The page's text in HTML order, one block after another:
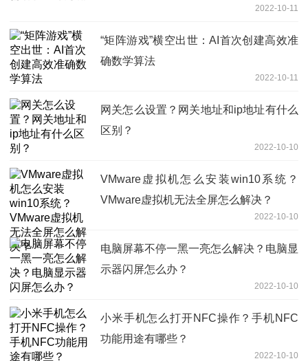
2022-10-11
“矩阵游戏”横空出世：AI首次创建高效准
确数学算法
2022-10-11
网关怎么设置？网关地址和ip地址有什么
区别？
2022-10-10
VMware虚拟机怎么安装win10系统？
VMware虚拟机无法全屏怎么解决？
2022-10-10
电脑屏幕不停一黑一亮怎么解决？电脑显
示器闪屏怎么办？
2022-10-10
小米手机怎么打开NFC操作？手机NFC
功能用途有哪些？
2022-10-10